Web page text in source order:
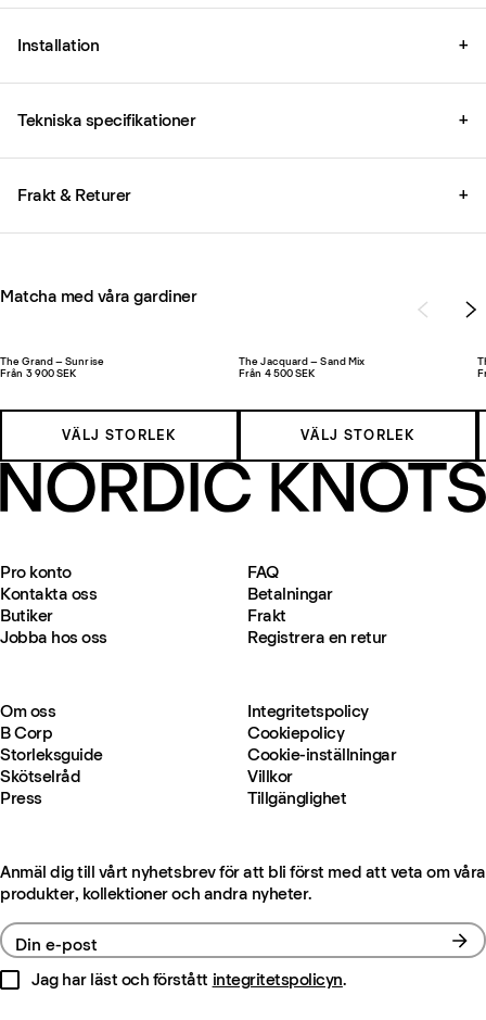
Installation +
Tekniska specifikationer +
Frakt & Returer +
Matcha med våra gardiner
The Grand – Sunrise
Från 3 900 SEK
VÄLJ STORLEK
The Jacquard – Sand Mix
Från 4 500 SEK
VÄLJ STORLEK
Pro konto
Kontakta oss
Butiker
Jobba hos oss
FAQ
Betalningar
Frakt
Registrera en retur
Om oss
B Corp
Storleksguide
Skötselråd
Press
Integritetspolicy
Cookiepolicy
Cookie-inställningar
Villkor
Tillgänglighet
Anmäl dig till vårt nyhetsbrev för att bli först med att veta om våra
produkter, kollektioner och andra nyheter.
Din e-post
Jag har läst och förstått integritetspolicyn.